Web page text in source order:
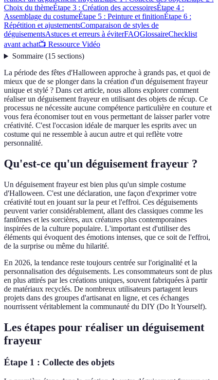
Choix du thèmeÉtape 3 : Création des accessoiresÉtape 4 :
Assemblage du costumeÉtape 5 : Peinture et finitionÉtape 6 :
Répétition et ajustementsComparaison de styles de
déguisementsAstuces et erreurs à éviterFAQGlossaireChecklist
avant achat📺 Ressource Vidéo
Sommaire(15 sections)
La période des fêtes d'Halloween approche à grands pas, et quoi de
mieux que de se plonger dans la création d'un déguisement frayeur
unique et stylé ? Dans cet article, nous allons explorer comment
réaliser un déguisement frayeur en utilisant des objets de récup. Ce
processus ne nécessite aucune compétence particulière en couture et
vous fera économiser tout en vous permettant de laisser parler votre
créativité. C'est l'occasion idéale de marquer les esprits avec un
costume qui ne ressemble à aucun autre et qui reflète votre
personnalité.
Qu'est-ce qu'un déguisement frayeur ?
Un déguisement frayeur est bien plus qu'un simple costume
d'Halloween. C'est une déclaration, une façon d'exprimer votre
créativité tout en jouant sur la peur et l'effroi. Ces déguisements
peuvent varier considérablement, allant des classiques comme les
fantômes et les sorcières, aux créatures plus contemporaines
inspirées de la culture populaire. L'important est d'utiliser des
éléments qui évoquent des émotions intenses, que ce soit de l'effroi,
de la surprise ou même du hilarité.
En 2026, la tendance reste toujours centrée sur l'originalité et la
personnalisation des déguisements. Les consommateurs sont de plus
en plus attirés par les créations uniques, souvent fabriquées à partir
de matériaux recyclés. De nombreux utilisateurs partagent leurs
projets dans des groupes d'artisanat en ligne, et ces échanges
nourrissent véritablement la communauté du DIY (Do It Yourself).
Les étapes pour réaliser un déguisement
frayeur
Étape 1 : Collecte des objets